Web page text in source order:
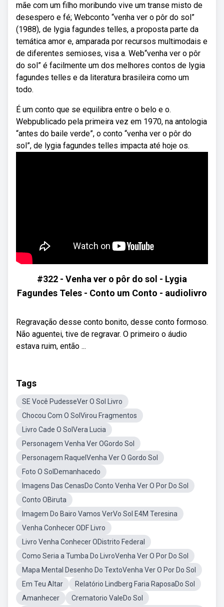
mãe com um filho moribundo vive um transe misto de
desespero e fé; Webconto “venha ver o pôr do sol”
(1988), de lygia fagundes telles, a proposta parte da
temática amor e, amparada por recursos multimodais e
de diferentes semioses, visa a. Web“venha ver o pôr
do sol” é facilmente um dos melhores contos de lygia
fagundes telles e da literatura brasileira como um
todo.
É um conto que se equilibra entre o belo e o.
Webpublicado pela primeira vez em 1970, na antologia
“antes do baile verde”, o conto “venha ver o pôr do
sol”, de lygia fagundes telles impacta até hoje os.
#322 - Venha ver o pôr do sol - Lygia
Fagundes Teles - Conto um Conto - audiolivro
Regravação desse conto bonito, desse conto formoso.
Não aguentei, tive de regravar. O primeiro o áudio
estava ruim, então ...
Tags
SE Você PudesseVer O Sol Livro
Chocou Com O SolVirou Fragmentos
Livro Cade O SolVera Lucia
Personagem Venha Ver OGordo Sol
Personagem RaquelVenha Ver O Gordo Sol
Foto O SolDemanhacedo
Imagens Das CenasDo Conto Venha Ver O Por Do Sol
Conto OBiruta
Imagem Do Bairo Vamos VerVo Sol E4M Teresina
Venha Conhecer ODF Livro
Livro Venha Conhecer ODistrito Federal
Como Seria a Tumba Do LivroVenha Ver O Por Do Sol
Mapa Mental Desenho Do TextoVenha Ver O Por Do Sol
Em Teu Altar
Relatório Lindberg Faria RaposaDo Sol
Amanhecer
Crematorio ValeDo Sol